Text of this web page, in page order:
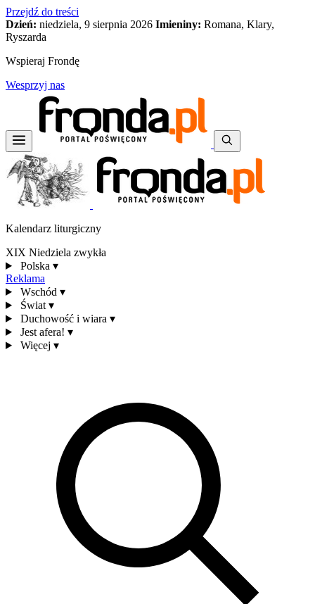
Przejdź do treści
Dzień: niedziela, 9 sierpnia 2026 Imieniny: Romana, Klary,
Ryszarda
Wspieraj Frondę
Wesprzyj nas
Kalendarz liturgiczny
XIX Niedziela zwykła
Polska ▾
Reklama
Wschód ▾
Świat ▾
Duchowość i wiara ▾
Jest afera! ▾
Więcej ▾